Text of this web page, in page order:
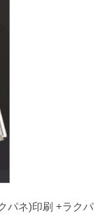
パネ)印刷 +ラクパ